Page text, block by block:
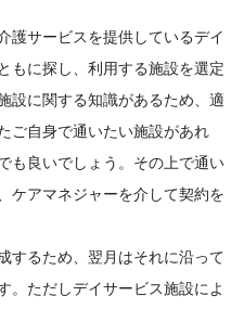
護サービスを提供しているデイ
もに探し、利用する施設を選定
設に関する知識があるため、適
ご自身で通いたい施設があれ
も良いでしょう。その上で通い
ケアマネジャーを介して契約を
するため、翌月はそれに沿って
。ただしデイサービス施設によ